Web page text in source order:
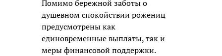
Помимо бережной заботы о
душевном спокойствии рожениц
предусмотрены как
единовременные выплаты, так и
меры финансовой поддержки.